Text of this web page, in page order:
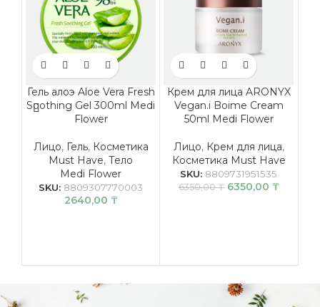
Гель алоэ Aloe Vera Fresh
Soothing Gel 300ml Medi
Flower
Лицо, Гель, Косметика
Must Have, Тело
Medi Flower
SKU: 8809307770003
2640,00 ₸
Крем для лица ARONYX
Vegan.i Boime Cream
50ml Medi Flower
Лицо, Крем для лица,
Косметика Must Have
SKU: 8809731951535
6350,00₸ 6350,00 ₸